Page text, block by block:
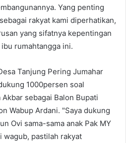
Yang penting
rakyat kami diperhatikan,
yang sifatnya kepentingan
rumahtangga ini.
Tanjung Pering Jumahar
1000persen soal
sebagai Balon Bupati
Wabup Ardani. "Saya dukung
Ovi sama-sama anak Pak MY
wagub, pastilah rakyat